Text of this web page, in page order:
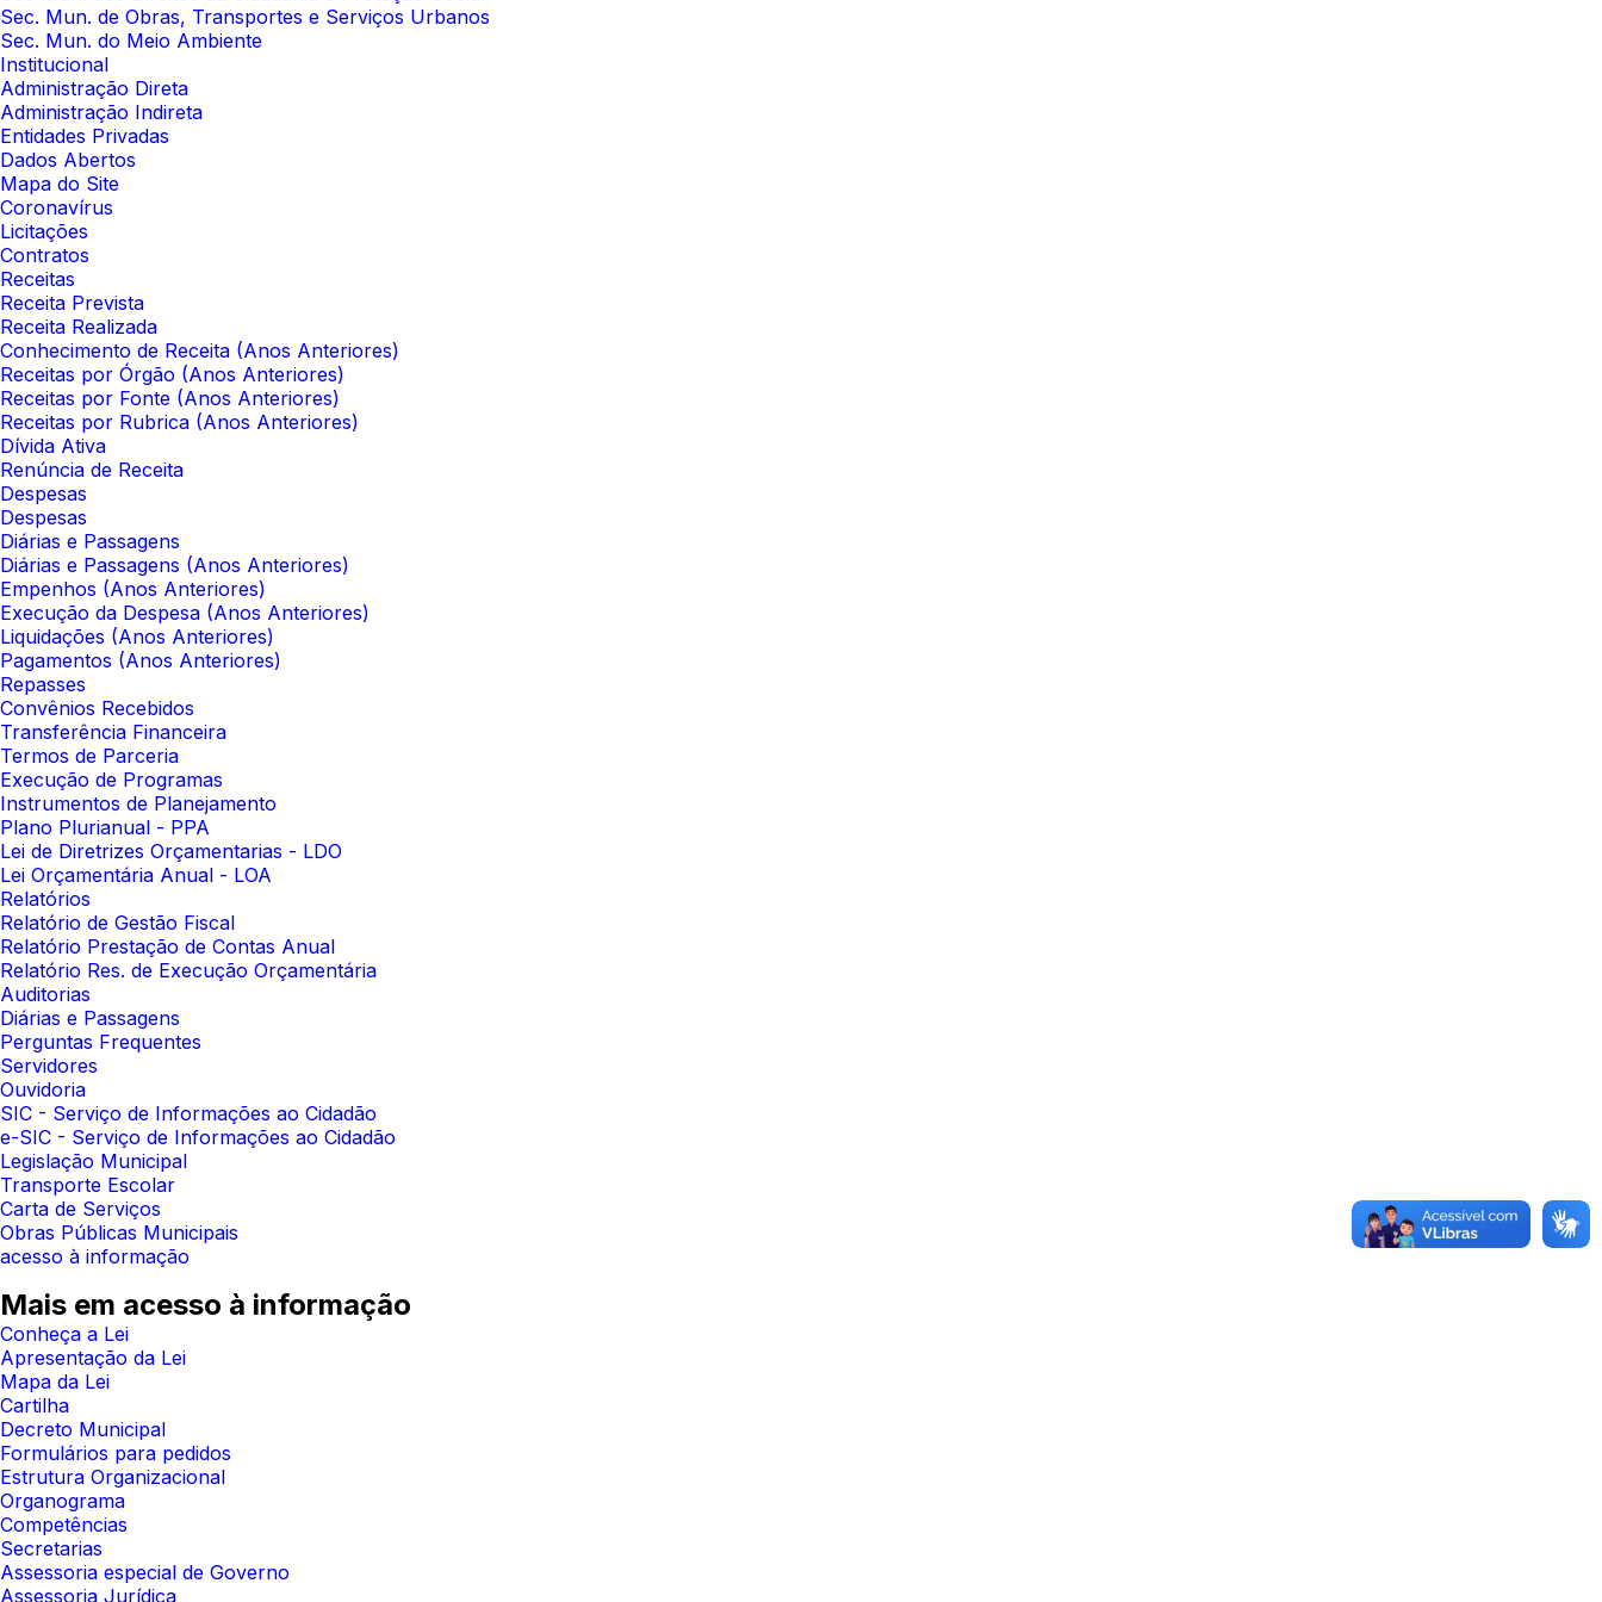
Sec. Mun. de Obras, Transportes e Serviços Urbanos
Sec. Mun. do Meio Ambiente
Institucional
Administração Direta
Administração Indireta
Entidades Privadas
Dados Abertos
Mapa do Site
Coronavírus
Licitações
Contratos
Receitas
Receita Prevista
Receita Realizada
Conhecimento de Receita (Anos Anteriores)
Receitas por Órgão (Anos Anteriores)
Receitas por Fonte (Anos Anteriores)
Receitas por Rubrica (Anos Anteriores)
Dívida Ativa
Renúncia de Receita
Despesas
Despesas
Diárias e Passagens
Diárias e Passagens (Anos Anteriores)
Empenhos (Anos Anteriores)
Execução da Despesa (Anos Anteriores)
Liquidações (Anos Anteriores)
Pagamentos (Anos Anteriores)
Repasses
Convênios Recebidos
Transferência Financeira
Termos de Parceria
Execução de Programas
Instrumentos de Planejamento
Plano Plurianual - PPA
Lei de Diretrizes Orçamentarias - LDO
Lei Orçamentária Anual - LOA
Relatórios
Relatório de Gestão Fiscal
Relatório Prestação de Contas Anual
Relatório Res. de Execução Orçamentária
Auditorias
Diárias e Passagens
Perguntas Frequentes
Servidores
Ouvidoria
SIC - Serviço de Informações ao Cidadão
e-SIC - Serviço de Informações ao Cidadão
Legislação Municipal
Transporte Escolar
Carta de Serviços
Obras Públicas Municipais
acesso à informação
Mais em acesso à informação
Conheça a Lei
Apresentação da Lei
Mapa da Lei
Cartilha
Decreto Municipal
Formulários para pedidos
Estrutura Organizacional
Organograma
Competências
Secretarias
Assessoria especial de Governo
Assessoria Jurídica